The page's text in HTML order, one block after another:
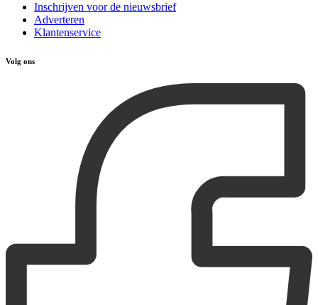
Inschrijven voor de nieuwsbrief
Adverteren
Klantenservice
Volg ons